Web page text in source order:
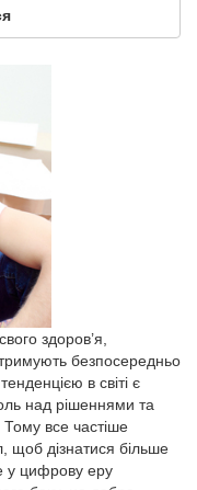
здоров’я,
безпосередньо
в світі є
над рішеннями та
все частіше
щоб дізнатися більше
у цифрову еру